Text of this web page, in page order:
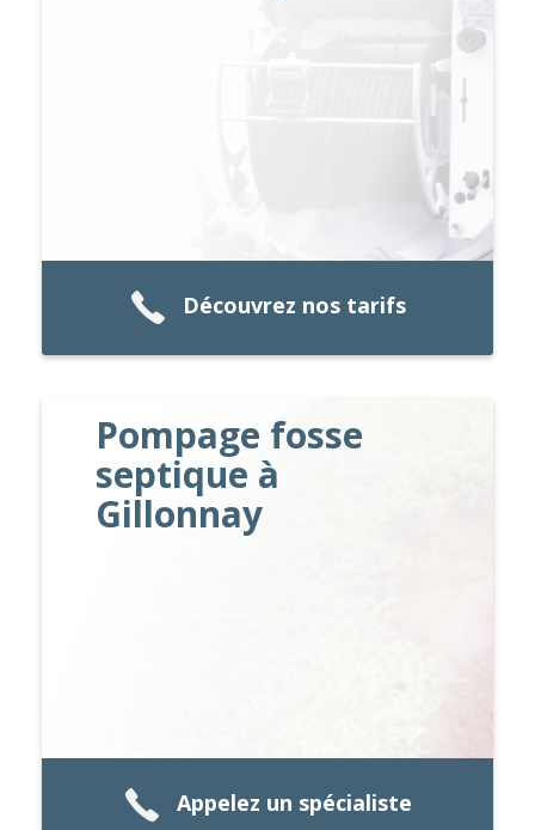
Découvrez nos tarifs
Pompage fosse
septique à
Gillonnay
Appelez un spécialiste